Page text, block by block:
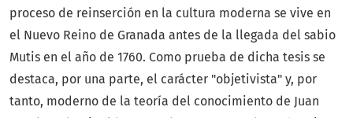
proceso de reinserción en la cultura moderna se vive en
el Nuevo Reino de Granada antes de la llegada del sabio
Mutis en el año de 1760. Como prueba de dicha tesis se
destaca, por una parte, el carácter "objetivista" y, por
tanto, moderno de la teoría del conocimiento de Juan